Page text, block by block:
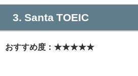
3. Santa TOEIC
おすすめ度：★★★★★